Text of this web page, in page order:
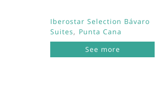
Rétino , Griechenland
Trelawny, Jamaika
Iberostar Selection Bávaro
Suites
Punta Cana
See more